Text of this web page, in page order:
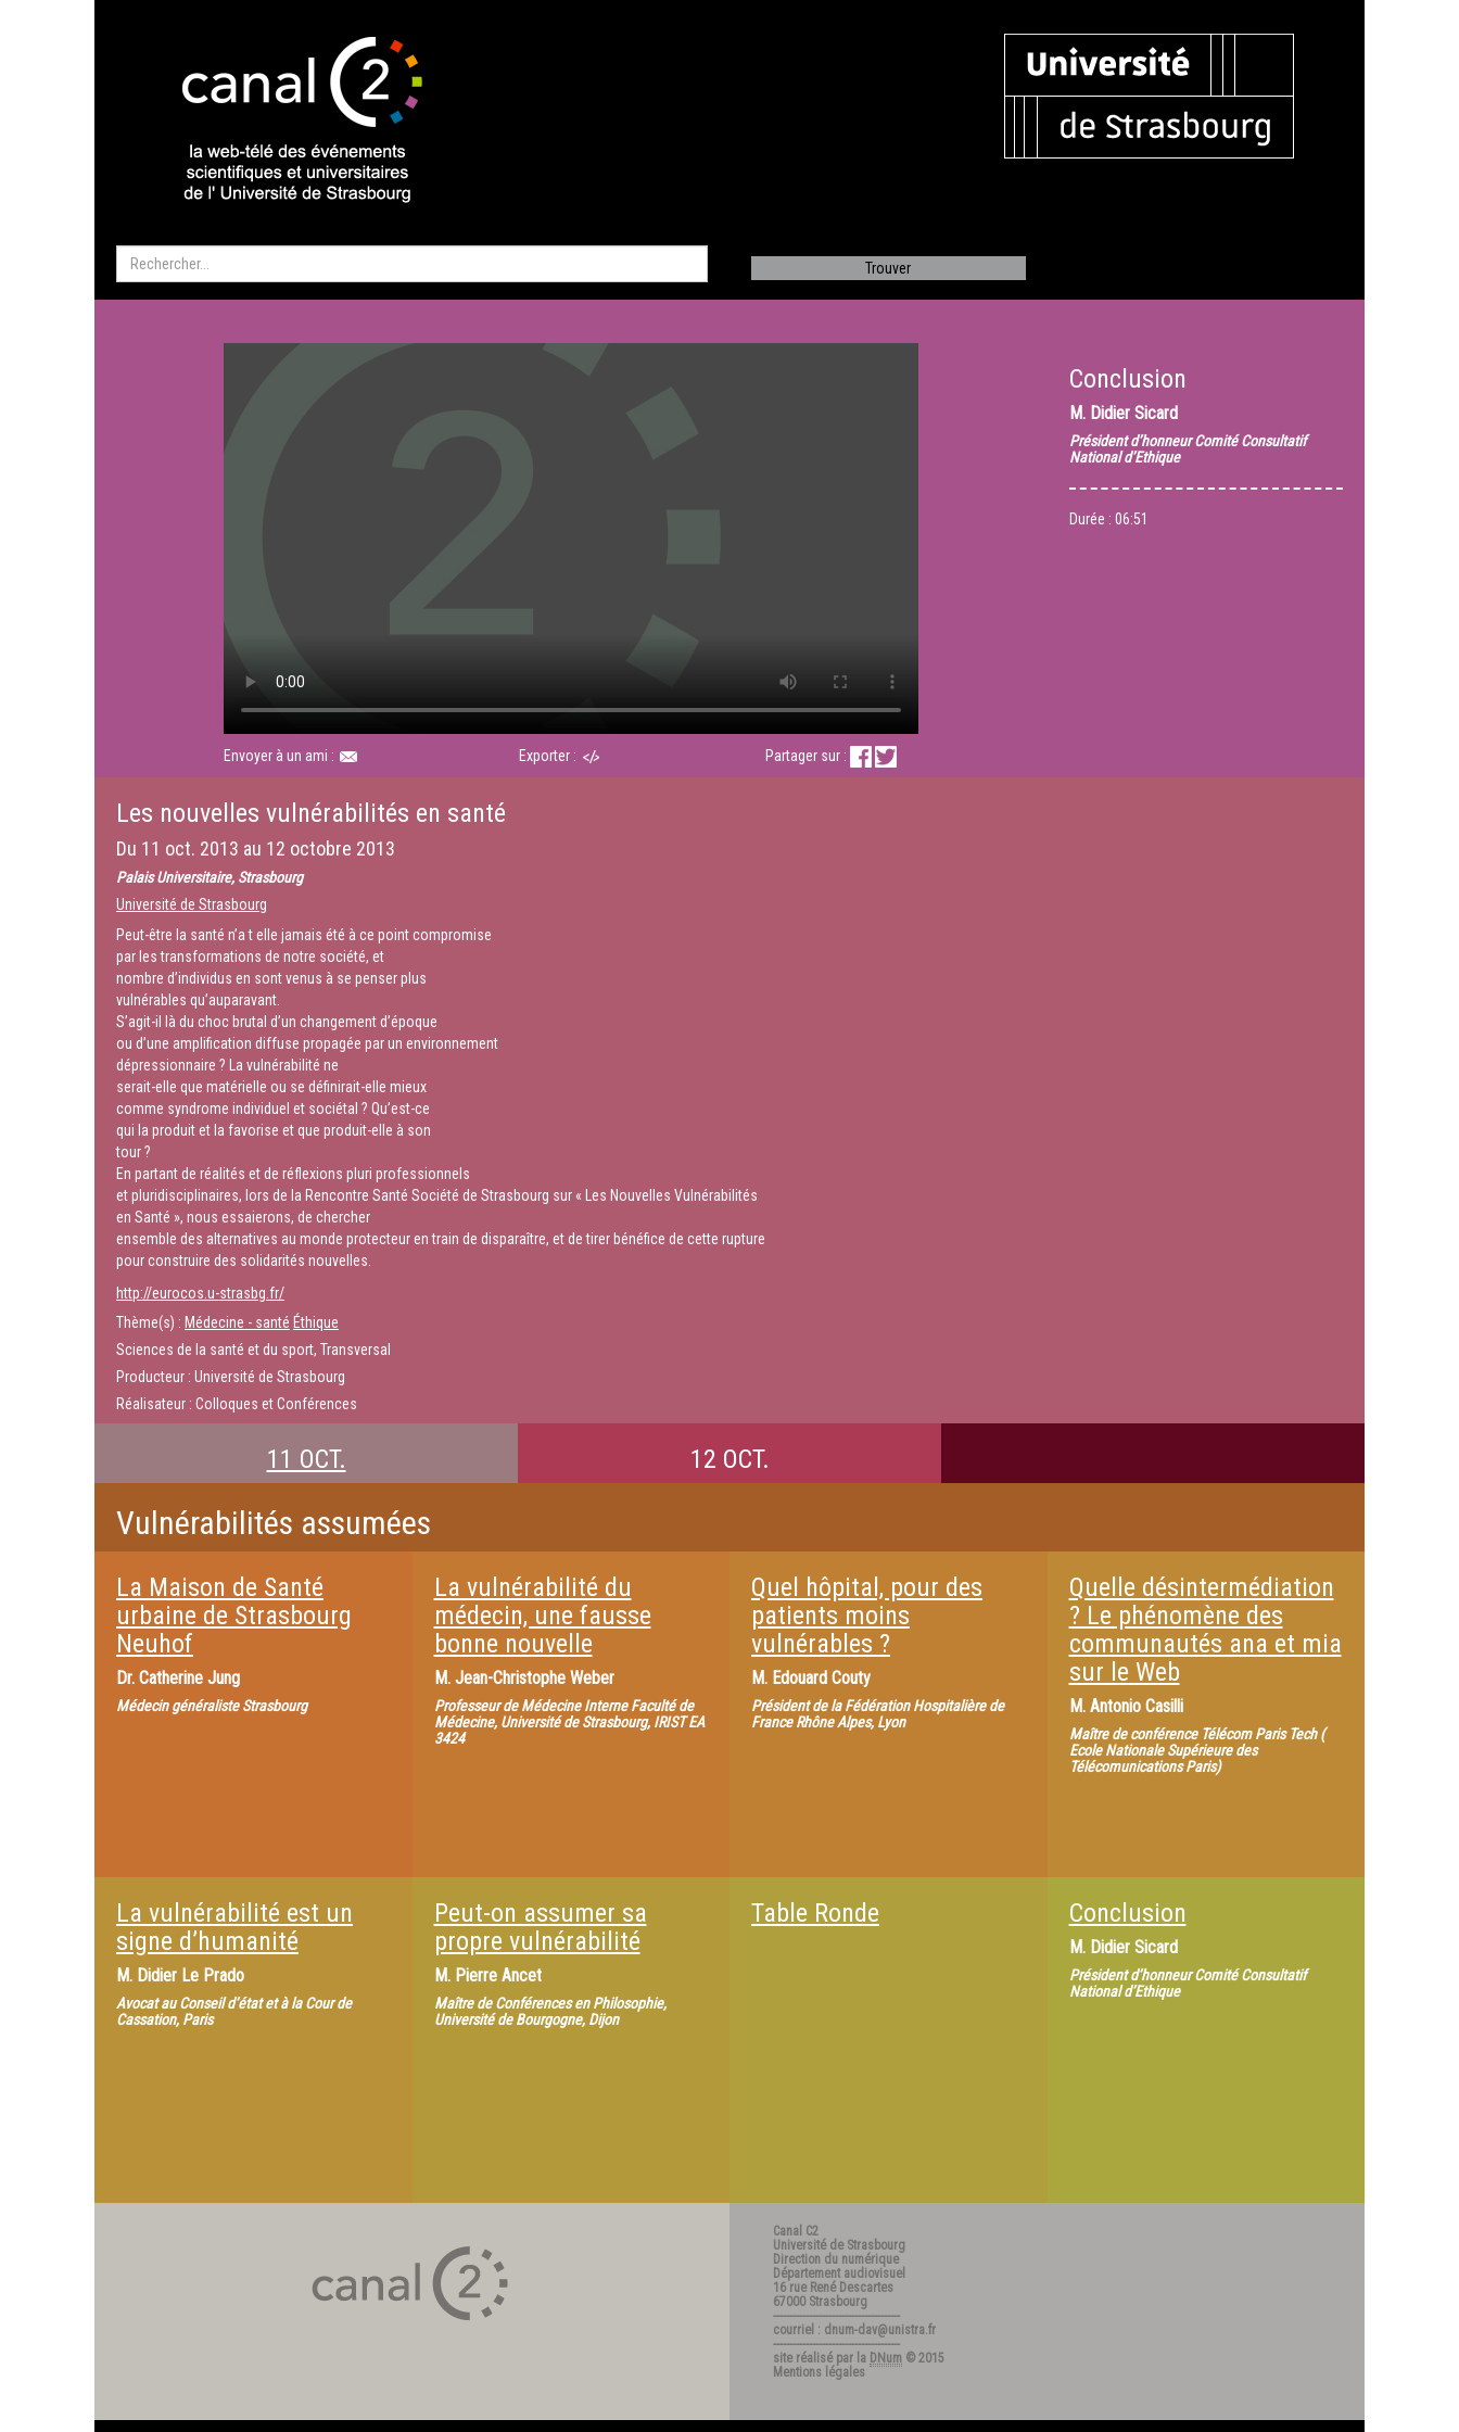
Envoyer à un ami : Exporter : Partager sur :
Conclusion
M. Didier Sicard
Président d’honneur Comité Consultatif
National d’Ethique
Durée : 06:51
Les nouvelles vulnérabilités en santé
Du 11 oct. 2013 au 12 octobre 2013
Palais Universitaire, Strasbourg
Université de Strasbourg
Peut-être la santé n’a t elle jamais été à ce point compromise
par les transformations de notre société, et
nombre d’individus en sont venus à se penser plus
vulnérables qu’auparavant.
S’agit-il là du choc brutal d’un changement d’époque
ou d’une amplification diffuse propagée par un environnement
dépressionnaire ? La vulnérabilité ne
serait-elle que matérielle ou se définirait-elle mieux
comme syndrome individuel et sociétal ? Qu’est-ce
qui la produit et la favorise et que produit-elle à son
tour ?
En partant de réalités et de réflexions pluri professionnels
et pluridisciplinaires, lors de la Rencontre Santé Société de Strasbourg sur « Les Nouvelles Vulnérabilités
en Santé », nous essaierons, de chercher
ensemble des alternatives au monde protecteur en train de disparaître, et de tirer bénéfice de cette rupture
pour construire des solidarités nouvelles.
http://eurocos.u-strasbg.fr/
Thème(s) : Médecine - santé Éthique
Sciences de la santé et du sport, Transversal
Producteur : Université de Strasbourg
Réalisateur : Colloques et Conférences
11 OCT. 12 OCT.
Vulnérabilités assumées
La Maison de Santé
urbaine de Strasbourg
Neuhof
Dr. Catherine Jung
Médecin généraliste Strasbourg
La vulnérabilité du
médecin, une fausse
bonne nouvelle
M. Jean-Christophe Weber
Professeur de Médecine Interne Faculté de
Médecine, Université de Strasbourg, IRIST EA
3424
Quel hôpital, pour des
patients moins
vulnérables ?
M. Edouard Couty
Président de la Fédération Hospitalière de
France Rhône Alpes, Lyon
Quelle désintermédiation
? Le phénomène des
communautés ana et mia
sur le Web
M. Antonio Casilli
Maître de conférence Télécom Paris Tech (
Ecole Nationale Supérieure des
Télécomunications Paris)
La vulnérabilité est un
signe d’humanité
M. Didier Le Prado
Avocat au Conseil d’état et à la Cour de
Cassation, Paris
Peut-on assumer sa
propre vulnérabilité
M. Pierre Ancet
Maître de Conférences en Philosophie,
Université de Bourgogne, Dijon
Table Ronde Conclusion
M. Didier Sicard
Président d’honneur Comité Consultatif
National d’Ethique
Canal C2
Université de Strasbourg
Direction du numérique
Département audiovisuel
16 rue René Descartes
67000 Strasbourg
---------------------------------------
courriel : dnum-dav@unistra.fr
---------------------------------------
site réalisé par la DNum © 2015
Mentions légales